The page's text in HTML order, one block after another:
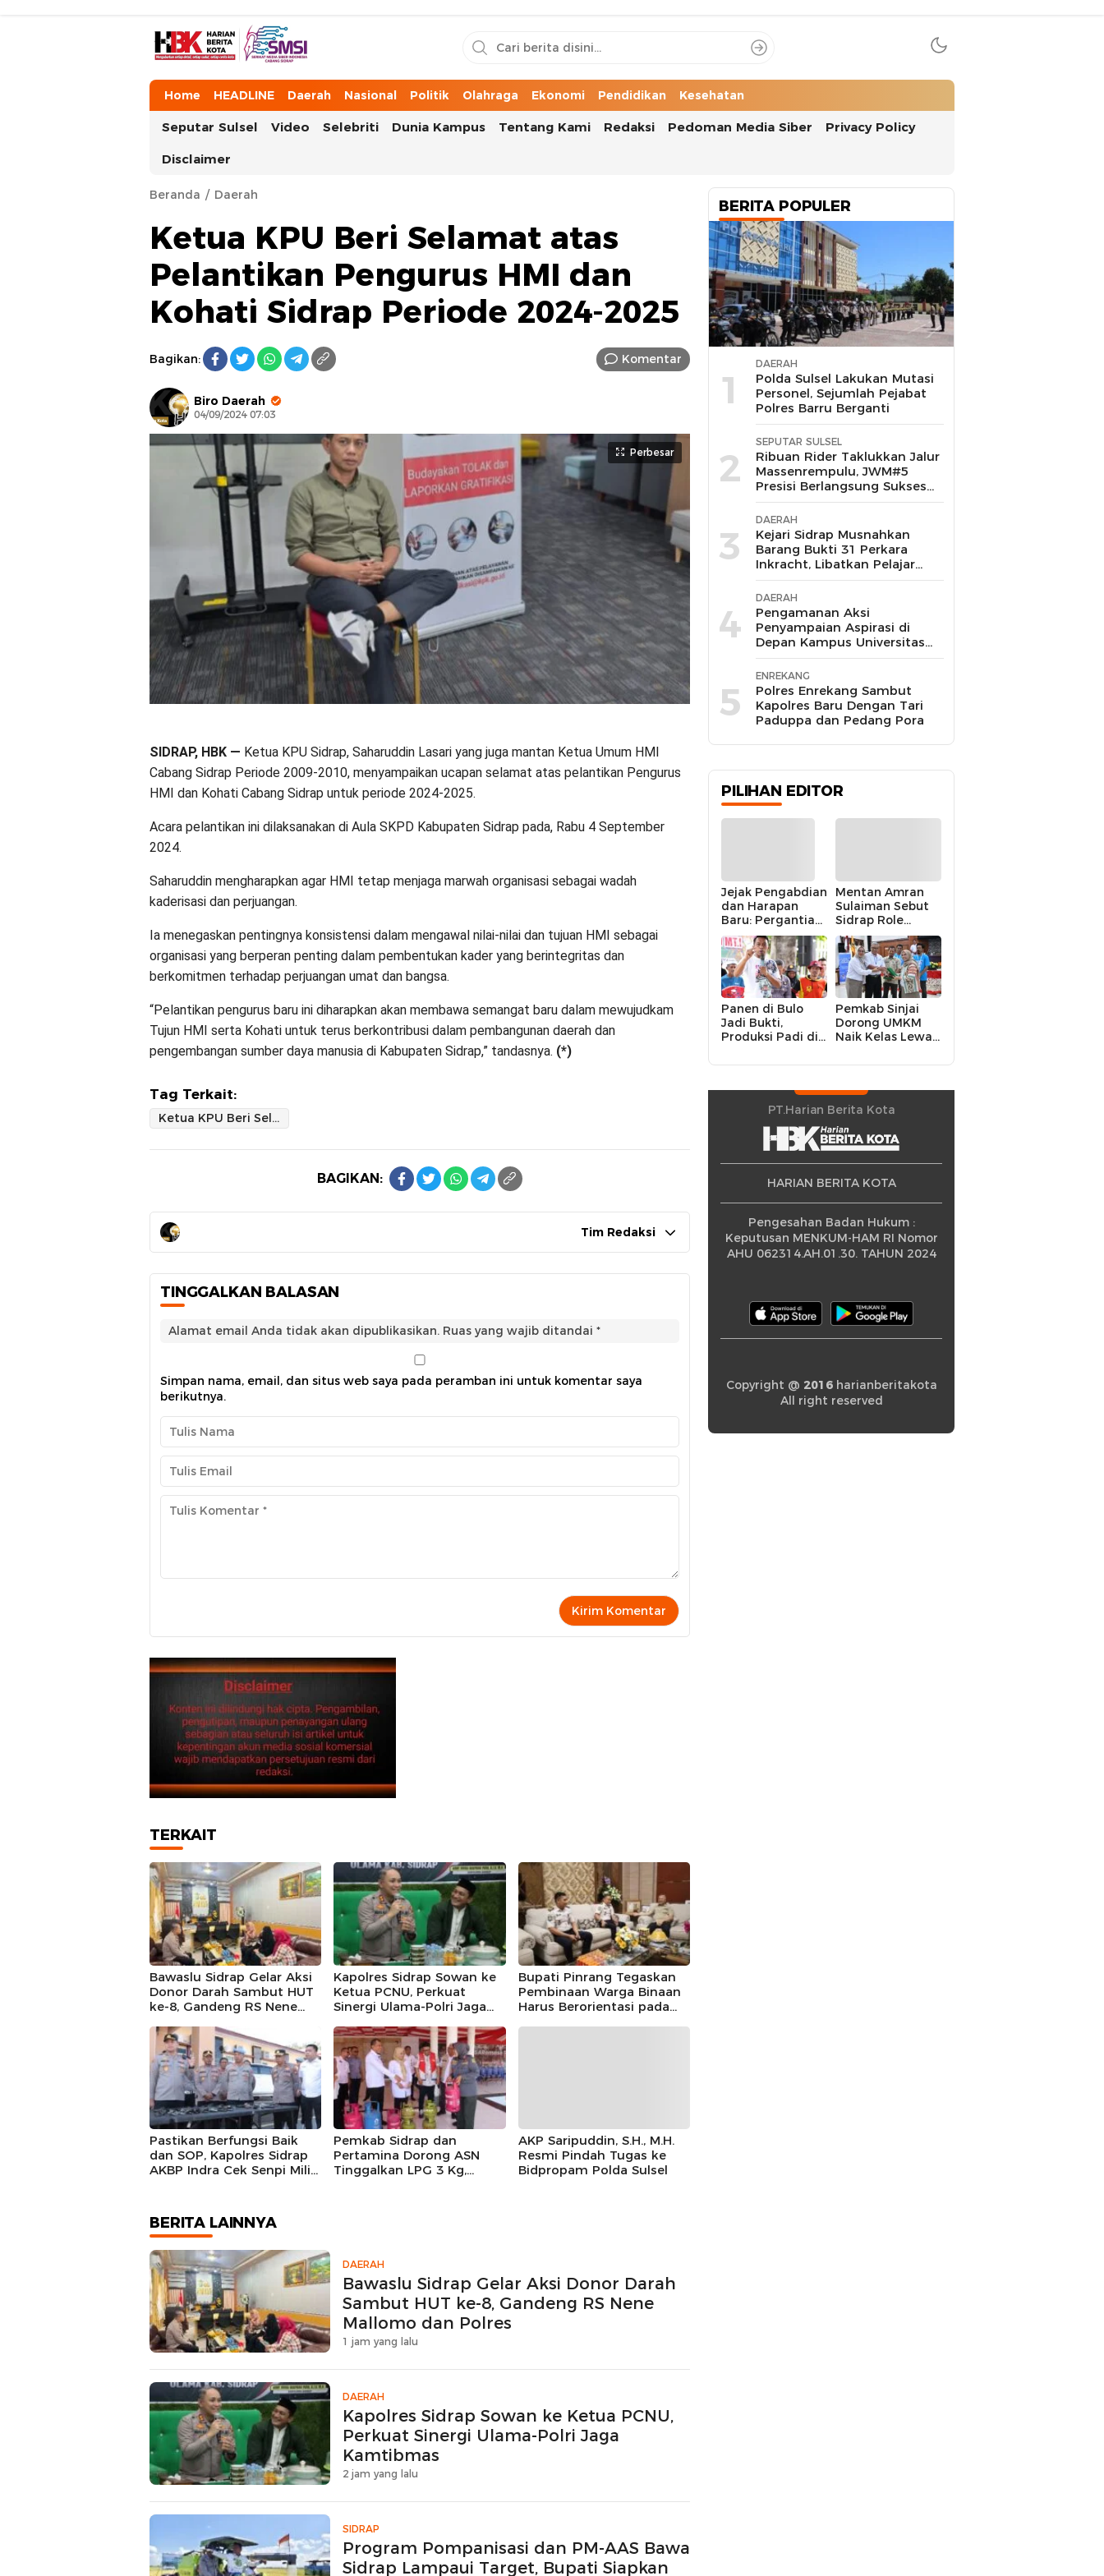
HarianBeritaKota
Mengabarkan Setiap Detil, Sudut, dan Cerita Kota
Home HEADLINE Daerah Nasional Politik Olahraga Ekonomi Pendidikan Kesehatan
Seputar Sulsel Video Selebriti Dunia Kampus Tentang Kami Redaksi Pedoman Media Siber Privacy Policy
Disclaimer
Beranda Daerah
Ketua KPU Beri Selamat atas
Pelantikan Pengurus HMI dan
Kohati Sidrap Periode 2024-2025
Bagikan: Komentar
Biro Daerah
04/09/2024 07:03
Perbesar
SIDRAP, HBK — Ketua KPU Sidrap, Saharuddin Lasari yang juga mantan Ketua Umum HMI
Cabang Sidrap Periode 2009-2010, menyampaikan ucapan selamat atas pelantikan Pengurus
HMI dan Kohati Cabang Sidrap untuk periode 2024-2025.
Acara pelantikan ini dilaksanakan di Aula SKPD Kabupaten Sidrap pada, Rabu 4 September
2024.
Saharuddin mengharapkan agar HMI tetap menjaga marwah organisasi sebagai wadah
kaderisasi dan perjuangan.
Ia menegaskan pentingnya konsistensi dalam mengawal nilai-nilai dan tujuan HMI sebagai
organisasi yang berperan penting dalam pembentukan kader yang berintegritas dan
berkomitmen terhadap perjuangan umat dan bangsa.
“Pelantikan pengurus baru ini diharapkan akan membawa semangat baru dalam mewujudkam
Tujun HMI serta Kohati untuk terus berkontribusi dalam pembangunan daerah dan
pengembangan sumber daya manusia di Kabupaten Sidrap,” tandasnya. (*)
Tag Terkait:
Ketua KPU Beri Selamat atas Pelantikan Pengurus HMI dan Kohati Sidrap Periode 2024-2025
BAGIKAN:
Tim Redaksi
TINGGALKAN BALASAN
Alamat email Anda tidak akan dipublikasikan. Ruas yang wajib ditandai *
Simpan nama, email, dan situs web saya pada peramban ini untuk komentar saya
berikutnya.
TERKAIT
Bawaslu Sidrap Gelar Aksi
Donor Darah Sambut HUT
ke-8, Gandeng RS Nene
Kapolres Sidrap Sowan ke
Ketua PCNU, Perkuat
Sinergi Ulama-Polri Jaga
Bupati Pinrang Tegaskan
Pembinaan Warga Binaan
Harus Berorientasi pada
Pastikan Berfungsi Baik
dan SOP, Kapolres Sidrap
AKBP Indra Cek Senpi Milik
Pemkab Sidrap dan
Pertamina Dorong ASN
Tinggalkan LPG 3 Kg,
AKP Saripuddin, S.H., M.H.
Resmi Pindah Tugas ke
Bidpropam Polda Sulsel
BERITA LAINNYA
DAERAH
Bawaslu Sidrap Gelar Aksi Donor Darah
Sambut HUT ke-8, Gandeng RS Nene
Mallomo dan Polres
1 jam yang lalu
DAERAH
Kapolres Sidrap Sowan ke Ketua PCNU,
Perkuat Sinergi Ulama-Polri Jaga
Kamtibmas
2 jam yang lalu
SIDRAP
Program Pompanisasi dan PM-AAS Bawa
Sidrap Lampaui Target, Bupati Siapkan
BERITA POPULER
1
DAERAH
Polda Sulsel Lakukan Mutasi
Personel, Sejumlah Pejabat
Polres Barru Berganti
2
SEPUTAR SULSEL
Ribuan Rider Taklukkan Jalur
Massenrempulu, JWM#5
Presisi Berlangsung Sukses
dan Kondusif
3
DAERAH
Kejari Sidrap Musnahkan
Barang Bukti 31 Perkara
Inkracht, Libatkan Pelajar
untuk Edukasi Bahaya
Narkoba
4
DAERAH
Pengamanan Aksi
Penyampaian Aspirasi di
Depan Kampus Universitas
Muhammadiyah Barru
Berlangsung Aman dan
Kondusif
5
ENREKANG
Polres Enrekang Sambut
Kapolres Baru Dengan Tari
Paduppa dan Pedang Pora
PILIHAN EDITOR
Jejak Pengabdian
dan Harapan
Baru: Pergantian
Kapolres Sidrap
dalam Perspektif
Karier Dua
Perwira
Mentan Amran
Sulaiman Sebut
Sidrap Role
Model Nasional
dalam Menjaga
Stabilitas Harga
Telur
Panen di Bulo
Jadi Bukti,
Produksi Padi di
Kecamatan
Rekor
Peningkatan
Pemkab Sinjai
Dorong UMKM
Naik Kelas Lewat
Strategis
PT.Harian Berita Kota
HARIAN BERITA KOTA
Pengesahan Badan Hukum :
Keputusan MENKUM-HAM RI Nomor
AHU 062314.AH.01.30. TAHUN 2024
Copyright @ 2016harianberitakota
All right reserved